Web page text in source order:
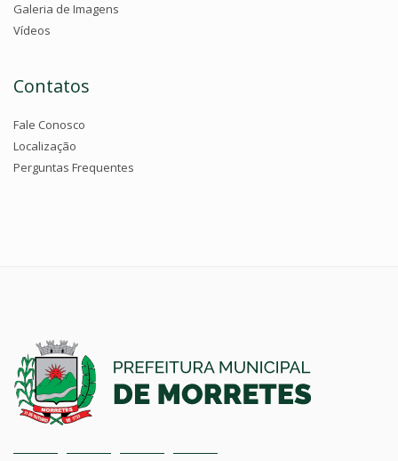
Galeria de Imagens
Vídeos
Contatos
Fale Conosco
Localização
Perguntas Frequentes